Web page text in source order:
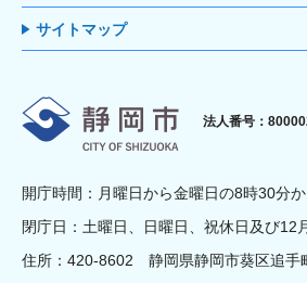
サイトマップ
静岡市
法人番号：
開庁時間：月曜日から金曜日の8時30分
閉庁日：土曜日、日曜日、祝休日及び12
住所：420-8602 静岡県静岡市葵区追手